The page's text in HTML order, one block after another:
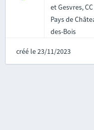
et Gesvres,
Pays de
des-Bois
créé le 23/11/2023